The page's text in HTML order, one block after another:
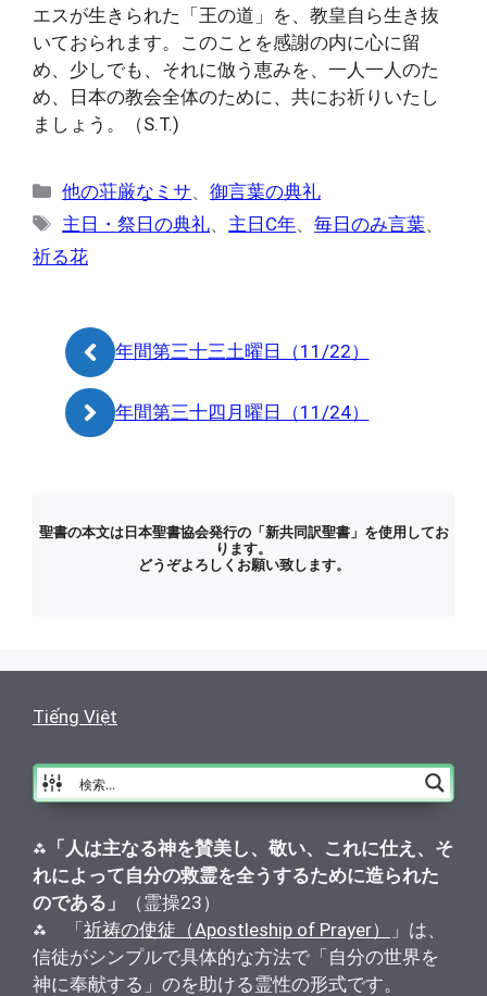
エスが生きられた「王の道」を、教皇自ら生き抜
いておられます。このことを感謝の内に心に留
め、少しでも、それに倣う恵みを、一人一人のた
め、日本の教会全体のために、共にお祈りいたし
ましょう。（S.T.)
カ
テ
リ
他の荘厳なミサ、御言葉の典礼
タ
グ
主日・祭日の典礼、 主日C年、毎日のみ言葉、
祈る花
年間第三十三土曜日（11/22）
年間第三十四月曜日（11/24）
聖書の本文は日本聖書協会発行の「新共同訳聖書」を使用してお
ります。
どうぞよろしくお願い致します。
Tiếng Việt
⁂ 「人は主なる神を賛美し、敬い、これに仕え、そ
れによって自分の救霊を全うするために造られた
のである」
（霊操23）
⁂ 「 祈祷の使徒（Apostleship of Prayer）
」は、
信徒がシンプルで具体的な方法で「自分の世界を
神に奉献する」のを助ける霊性の形式です。